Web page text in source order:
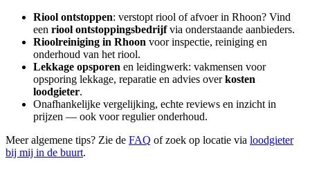
Riool ontstoppen: verstopt riool of afvoer in Rhoon? Vind
een riool ontstoppingsbedrijfvia onderstaande aanbieders.
Rioolreiniging in Rhoon voor inspectie, reiniging en
onderhoud van het riool.
Lekkage opsporen en leidingwerk: vakmensen voor
opsporing lekkage, reparatie en advies overkosten
loodgieter.
Onafhankelijke vergelijking, echte reviews en inzicht in
prijzen — ook voor regulier onderhoud.
Meer algemene tips? Zie de FAQ of zoek op locatie via loodgieter
bij mij in de buurt.